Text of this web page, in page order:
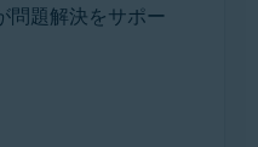
問題解決をサポー